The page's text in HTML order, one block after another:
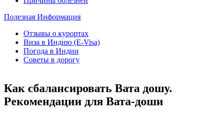
Полезная Информация
Отзывы о курортах
Виза в Индию (E-Visa)
Погода в Индии
Советы в дорогу
Как сбалансировать Вата дошу.
Рекомендации для Вата-доши